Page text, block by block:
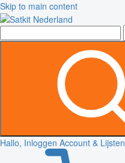
Skip to main content
Hallo, Inloggen Account & Lijsten